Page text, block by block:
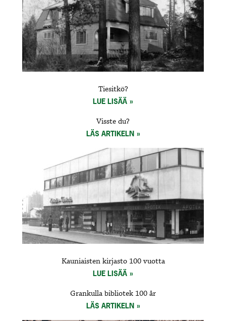
Tiesitkö?
LUE LISÄÄ
Visste du?
LÄS ARTIKELN
Kauniaisten kirjasto 100 vuotta
LUE LISÄÄ
Grankulla bibliotek 100 år
LÄS ARTIKELN